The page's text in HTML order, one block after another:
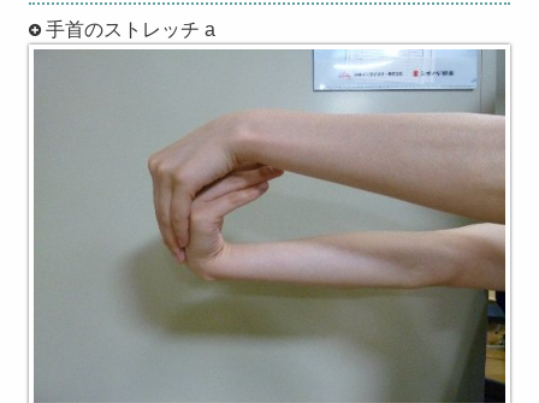
手首のストレッチ a